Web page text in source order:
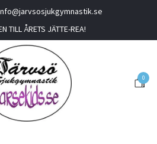
TILL ÅRETS JÄTTE-REA!
0